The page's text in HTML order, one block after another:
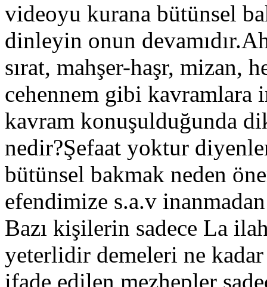
videoyu kurana bütünsel
dinleyin onun
sırat, mahşer-haşr, mizan,
cehennem gibi
kavram konuşulduğunda
nedir?Şefaat yoktur
bütünsel bakmak neden
efendimize s.a.v
Bazı kişilerin sadece La
yeterlidir demeleri ne
ifade edilen mezhepler